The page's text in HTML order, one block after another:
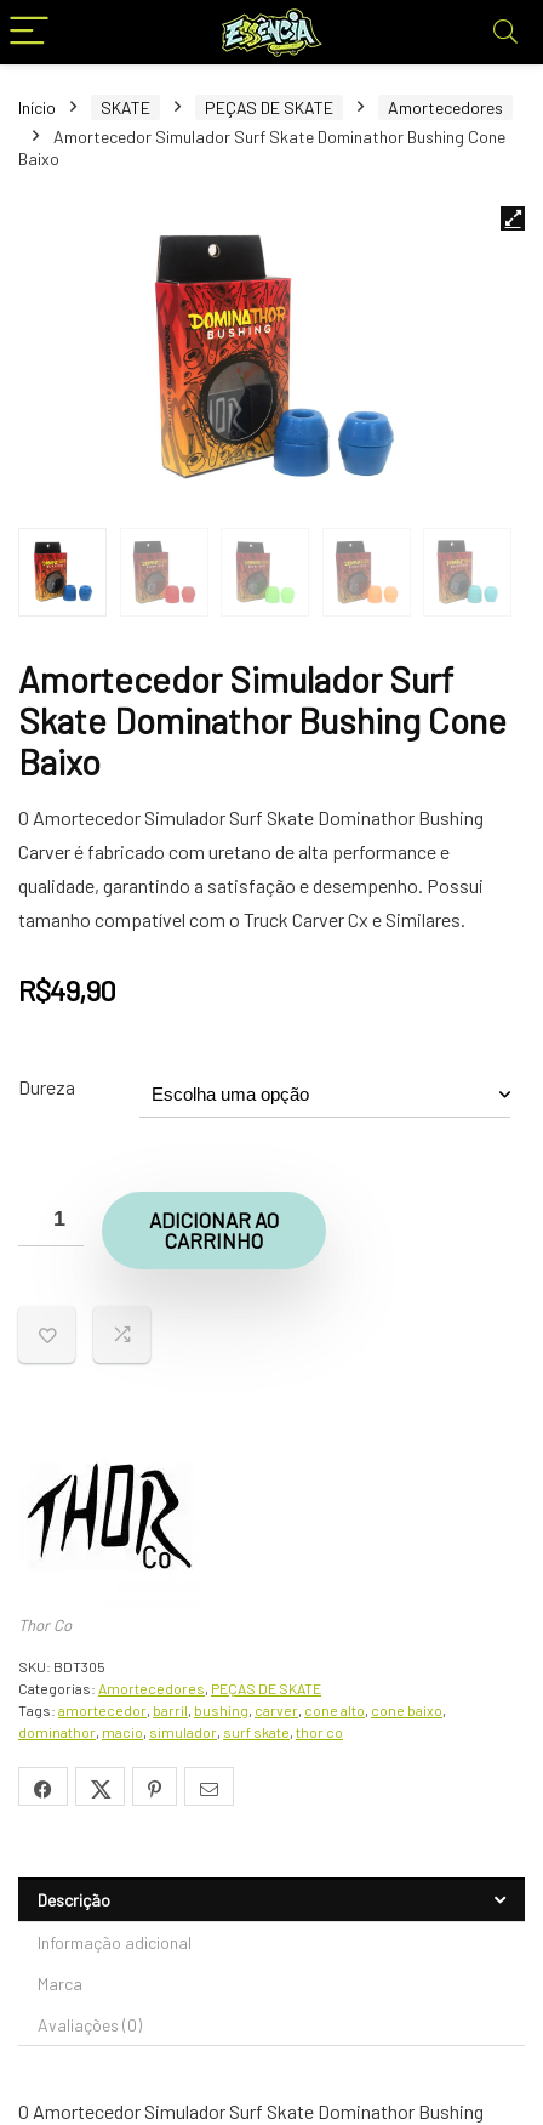
Início SKATE PEÇAS DE SKATE
Amortecedores
Amortecedor Simulador Surf Skate Dominathor Bushing Cone
Baixo
Amortecedor Simulador Surf
Skate Dominathor Bushing Cone
Baixo
O Amortecedor Simulador Surf Skate Dominathor Bushing
Carver é fabricado com uretano de alta performance e
qualidade, garantindo a satisfação e desempenho. Possui
tamanho compatível com o Truck Carver Cx e Similares.
R$49,90
Dureza
ADICIONAR AO
CARRINHO
Thor Co
SKU: BDT305
Categorias: Amortecedores, PEÇAS DE SKATE
Tags: amortecedor, barril, bushing, carver, cone alto, cone baixo,
dominathor, macio, simulador, surf skate, thor co
Descrição
Informação adicional
Marca
Avaliações (0)
O Amortecedor Simulador Surf Skate Dominathor Bushing